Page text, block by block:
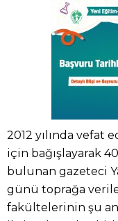
2012 yılında vefat
için bağışlayarak
bulunan gazeteci
günü toprağa
fakültelerinin şu